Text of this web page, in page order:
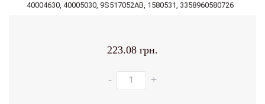
40004630, 40005030, 9S517052AB, 1580531, 3358960580726
223.08 грн.
- +